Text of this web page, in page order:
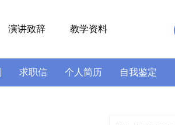
演讲致辞 教学资料
求职信 个人简历 自我鉴定